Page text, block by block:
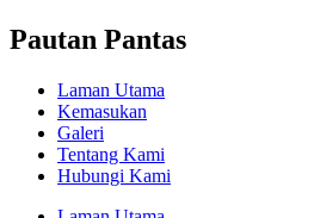
Pautan Pantas
Laman Utama
Kemasukan
Galeri
Tentang Kami
Hubungi Kami